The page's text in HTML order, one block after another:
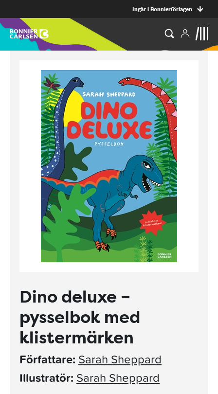
Ingår i Bonnierförlagen
Dino deluxe –
pysselbok med
klistermärken
Författare: Sarah Sheppard
Illustratör: Sarah Sheppard